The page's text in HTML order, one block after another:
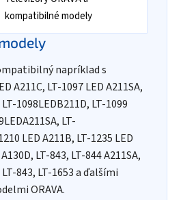
kompatibilné modely
napríklad s
A211C, LT-1097 LED A211SA,
1098LEDB211D, LT-1099
LT-
LED A211B, LT-1235 LED
LT-843, LT-844 A211SA,
843, LT-1653 a ďalšími
ORAVA.